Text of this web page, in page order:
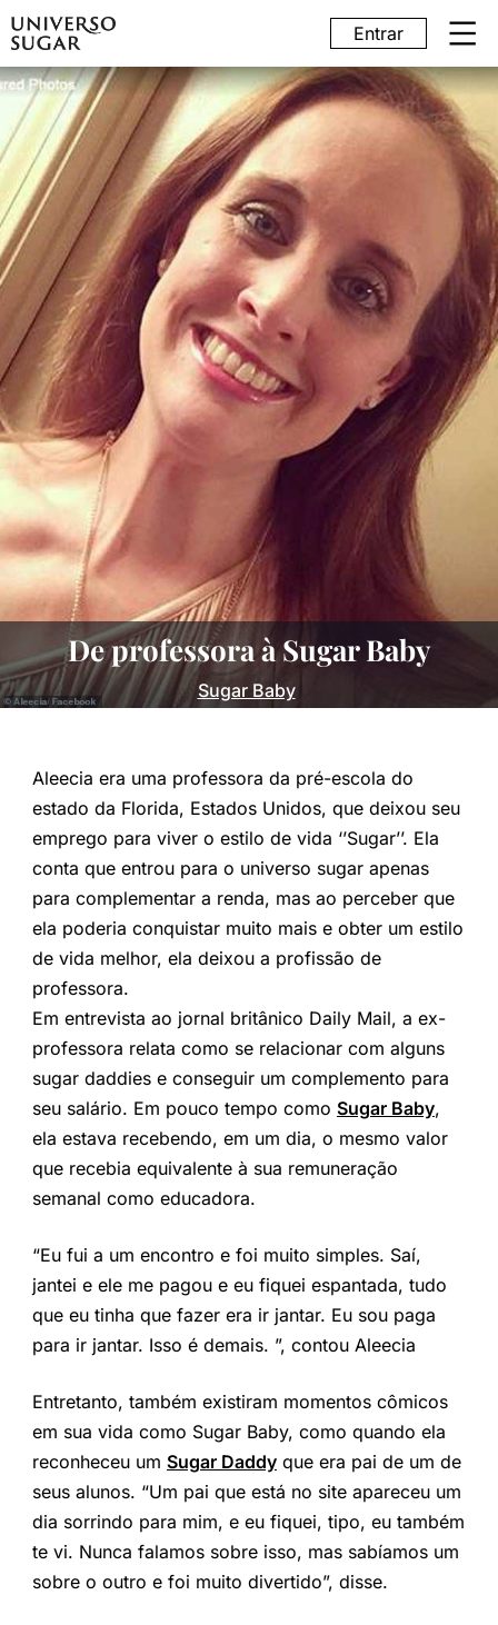
Entrar
De professora à Sugar Baby
Sugar Baby
Aleecia era uma professora da pré-escola do
estado da Florida, Estados Unidos, que deixou seu
emprego para viver o estilo de vida ‘’Sugar’’. Ela
conta que entrou para o universo sugar apenas
para complementar a renda, mas ao perceber que
ela poderia conquistar muito mais e obter um estilo
de vida melhor, ela deixou a profissão de
professora.
Em entrevista ao jornal britânico Daily Mail, a ex-
professora relata como se relacionar com alguns
sugar daddies e conseguir um complemento para
seu salário. Em pouco tempo como Sugar Baby,
ela estava recebendo, em um dia, o mesmo valor
que recebia equivalente à sua remuneração
semanal como educadora.
“Eu fui a um encontro e foi muito simples. Saí,
jantei e ele me pagou e eu fiquei espantada, tudo
que eu tinha que fazer era ir jantar. Eu sou paga
para ir jantar. Isso é demais. ”, contou Aleecia
Entretanto, também existiram momentos cômicos
em sua vida como Sugar Baby, como quando ela
reconheceu um Sugar Daddyque era pai de um de
seus alunos. “Um pai que está no site apareceu um
dia sorrindo para mim, e eu fiquei, tipo, eu também
te vi. Nunca falamos sobre isso, mas sabíamos um
sobre o outro e foi muito divertido”, disse.